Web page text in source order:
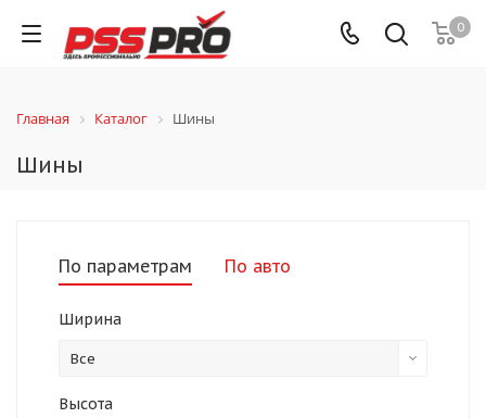
0
Главная Каталог Шины
Шины
По параметрам По авто
Ширина
Все
Высота